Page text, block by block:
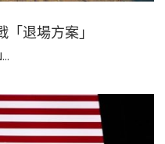
退場方案」